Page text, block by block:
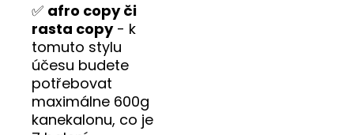
✅ afro copy či
rasta copy- k
tomuto stylu
účesu budete
potřebovat
maximálne 600g
kanekalonu, co je